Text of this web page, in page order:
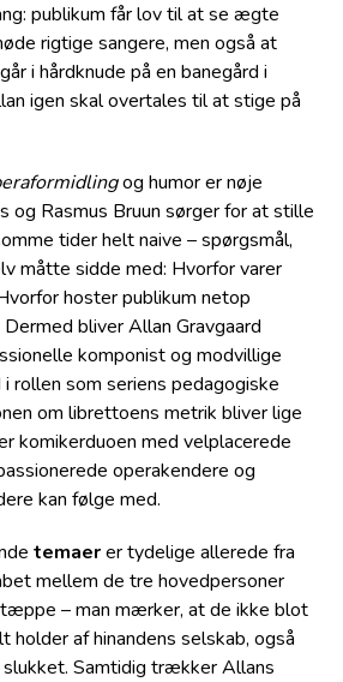
publikum får lov til at se ægte
rigtige sangere, men også at
i hårdknude på en banegård i
igen skal overtales til at stige på
og humor er nøje
og Rasmus Bruun sørger for at stille
tider helt naive – spørgsmål,
måtte sidde med: Hvorfor varer
hoster publikum netop
bliver Allan Gravgaard
komponist og modvillige
rollen som seriens pedagogiske
om librettoens metrik bliver lige
komikerduoen med velplacerede
operakendere og
kan følge med.
temaerer tydelige allerede fra
mellem de tre hovedpersoner
– man mærker, at de ikke blot
holder af hinandens selskab, også
slukket. Samtidig trækker Allans